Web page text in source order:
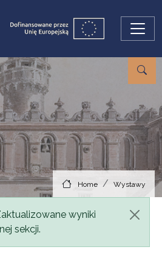
Home Wystawy
wyniki
sekcji.